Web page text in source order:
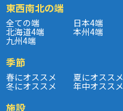
東西南北の端
全ての端 日本4端
北海道4端 本州4端
九州4端
季節
春にオススメ 夏にオススメ
冬にオススメ 年中オススメ
施設